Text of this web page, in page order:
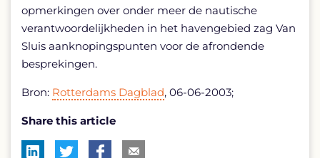
opmerkingen over onder meer de nautische
verantwoordelijkheden in het havengebied zag Van
Sluis aanknopingspunten voor de afrondende
besprekingen.
Bron: Rotterdams Dagblad, 06-06-2003;
Share this article